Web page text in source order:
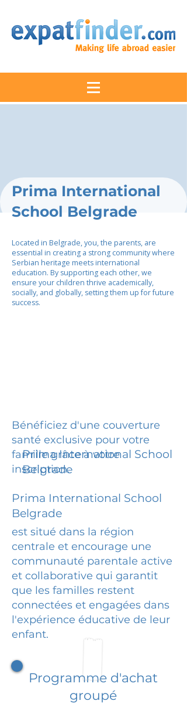
Prima International
School Belgrade
Located in Belgrade, you, the parents, are
essential in creating a strong community where
Serbian heritage meets international
education. By supporting each other, we
ensure your children thrive academically,
socially, and globally, setting them up for future
success.
Bénéficiez d'une couverture
santé exclusive pour votre
famille grâce à votre
inscription.
Prima International School
Belgrade
Prima International School
Belgrade
est situé dans la région
centrale et encourage une
communauté parentale active
et collaborative qui garantit
que les familles restent
connectées et engagées dans
l'expérience éducative de leur
enfant.
Programme d'achat
groupé